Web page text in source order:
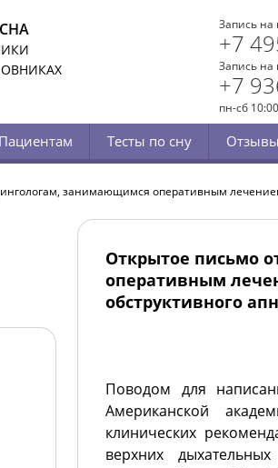
Запись на
+7
Запись на
+7
пн-сб
Пациентам Тесты по сну Отзывы
занимающимся оперативным
Открытое письмо
оперативным
обструктивного
Поводом для
Американской
клинических
верхних